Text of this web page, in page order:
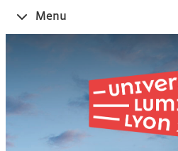
Ouvrir
le
Menu